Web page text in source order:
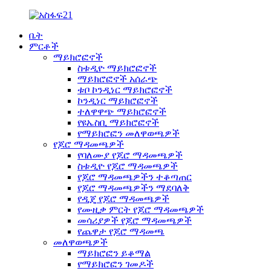
ቤት
ምርቶች
ማይክሮፎኖች
ስቱዲዮ ማይክሮፎኖች
ማይክሮፎኖች አሰራጭ
ቱቦ ኮንዲነር ማይክሮፎኖች
ኮንዲነር ማይክሮፎኖች
ተለዋዋጭ ማይክሮፎኖች
የዩኤስቢ ማይክሮፎኖች
የማይክሮፎን መለዋወጫዎች
የጆሮ ማዳመጫዎች
የባለሙያ የጆሮ ማዳመጫዎች
ስቱዲዮ የጆሮ ማዳመጫዎች
የጆሮ ማዳመጫዎችን ተቆጣጠር
የጆሮ ማዳመጫዎችን ማደባለቅ
የዲጄ የጆሮ ማዳመጫዎች
የሙዚቃ ምርት የጆሮ ማዳመጫዎች
መሳሪያዎች የጆሮ ማዳመጫዎች
የጨዋታ የጆሮ ማዳመጫ
መለዋወጫዎች
ማይክሮፎን ይቆማል
የማይክሮፎን ገመዶች